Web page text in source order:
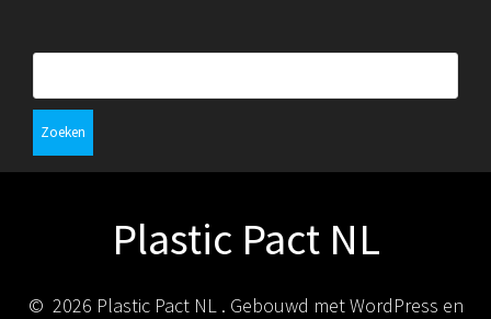
Plastic Pact NL
© 2026 Plastic Pact NL . Gebouwd met WordPress en